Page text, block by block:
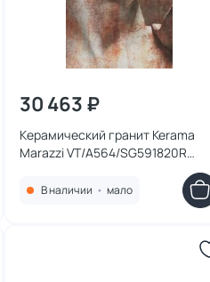
30 463 ₽
Керамический гранит Kerama
Marazzi VT/A564/SG591820R
Ковер Давид 1 матовый обрезной
119,5х238,5х0,9
В наличии • мало